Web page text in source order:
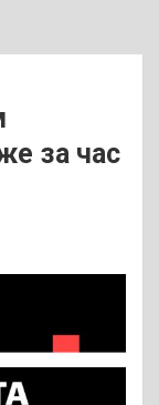
за час